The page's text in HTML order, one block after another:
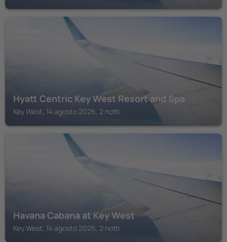
Hyatt Centric Key West Resort and Spa
Key West, 14 agosto 2026, 2 notti
Havana Cabana at Key West
Key West, 14 agosto 2026, 2 notti